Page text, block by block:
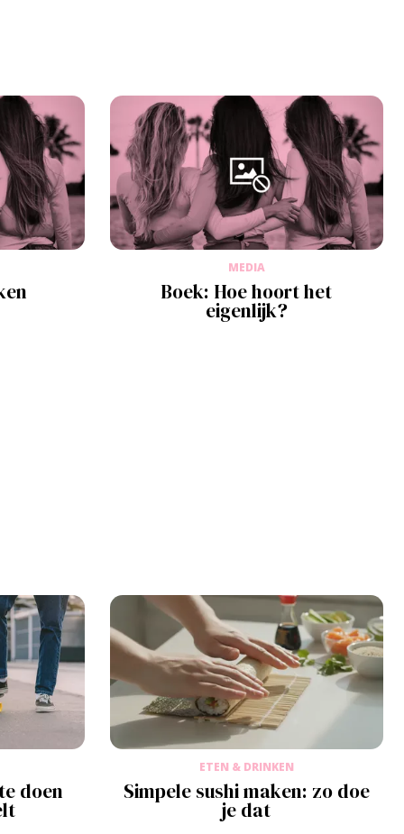
MEDIA
Boek: Hoe hoort het
eigenlijk?
doen
ETEN & DRINKEN
Simpele sushi maken: zo doe
je dat